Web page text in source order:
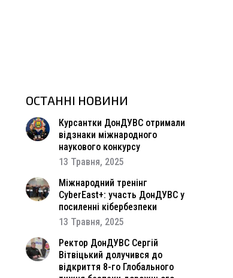
ОСТАННІ НОВИНИ
Курсантки ДонДУВС отримали
відзнаки міжнародного
наукового конкурсу
13 Травня, 2025
Міжнародний тренінг
CyberEast+: участь ДонДУВС у
посиленні кібербезпеки
13 Травня, 2025
Ректор ДонДУВС Сергій
Вітвіцький долучився до
відкриття 8-го Глобального